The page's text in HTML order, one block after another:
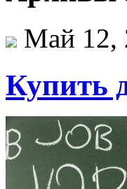
Май 12,
Купить